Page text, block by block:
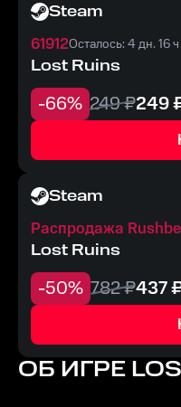
Steam
61912Осталось: 4 дн. 16 ч
Lost Ruins
-66% 249₽249
Steam
Распродажа Rushbe
Lost Ruins
-50% 782₽437
ОБ ИГРЕ